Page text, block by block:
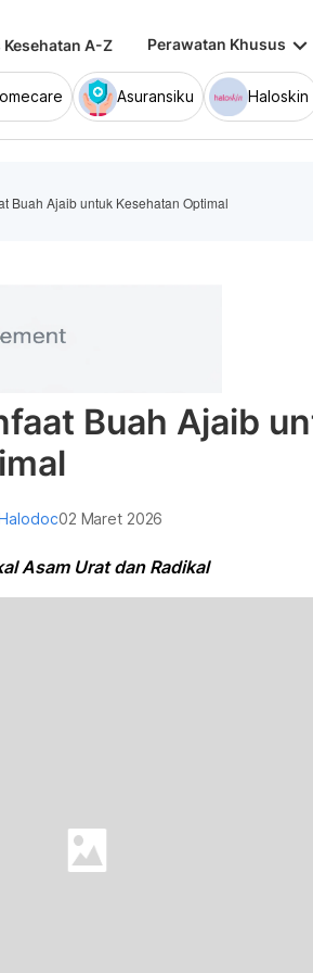
Kesehatan A-Z Perawatan Khusus keyboard_arrow_down
Asuransiku Haloskin
Buah Ajaib untuk Kesehatan Optimal
Buah Ajaib
02 Maret 2026
Asam Urat dan Radikal